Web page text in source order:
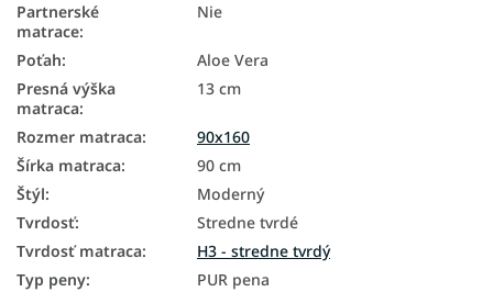
Partnerské
matrace:
Nie
Poťah:
Aloe Vera
Presná výška
matraca:
13 cm
Rozmer matraca:
90x160
Šírka matraca:
90 cm
Štýl:
Moderný
Tvrdosť:
Stredne tvrdé
Tvrdosť matraca:
H3 - stredne tvrdý
Typ peny:
PUR pena